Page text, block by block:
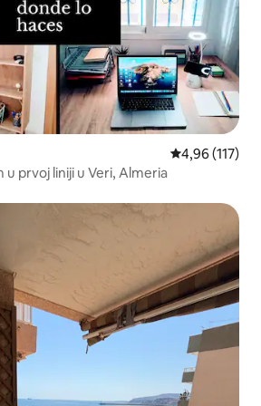
Prosječna
4,96 (117)
prvoj liniji u Veri, Almeria
s oznakom „Odabrali gosti”